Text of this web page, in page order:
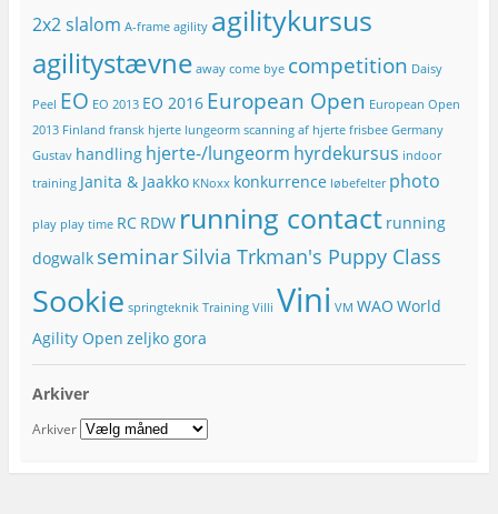
d
e
s
e
2x2 slalom A-frame agility agilitykursus
agilitystævne away come bye competition Daisy
Peel EO EO 2013 EO 2016 European Open European Open
2013 Finland fransk hjerte lungeorm scanning af hjerte frisbee Germany
Gustav handling hjerte-/lungeorm hyrdekursus indoor
training Janita & Jaakko KNoxx konkurrence løbefelter photo
play play time RC RDW running contact running
dogwalk seminarSilvia Trkman's Puppy Class
Sookie springteknik Training Villi Vini VM WAO World
Agility Open zeljko gora
Arkiver
Arkiver